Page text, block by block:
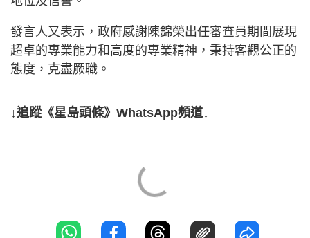
發言人又表示，政府感謝陳錦榮出任審查員期間展現
超卓的專業能力和高度的專業精神，秉持客觀公正的
態度，克盡厥職。
↓追蹤《星島頭條》WhatsApp頻道↓